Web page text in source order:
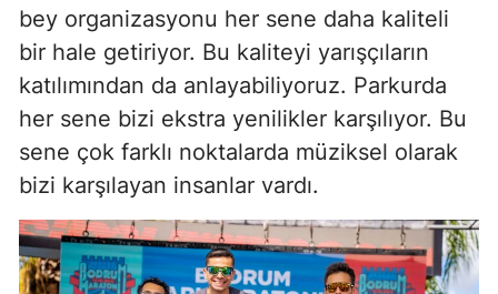
bey organizasyonu her sene daha kaliteli
bir hale getiriyor. Bu kaliteyi yarışçıların
katılımından da anlayabiliyoruz. Parkurda
her sene bizi ekstra yenilikler karşılıyor. Bu
sene çok farklı noktalarda müziksel olarak
bizi karşılayan insanlar vardı.